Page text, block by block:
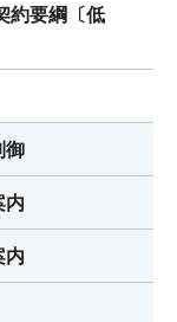
約要綱〔低
御
内
内